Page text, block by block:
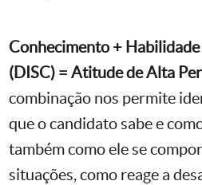
Conhecimento +
(DISC) = Atitude de Alta
combinação nos permite
que o candidato sabe e
também como ele se
situações, como reage a